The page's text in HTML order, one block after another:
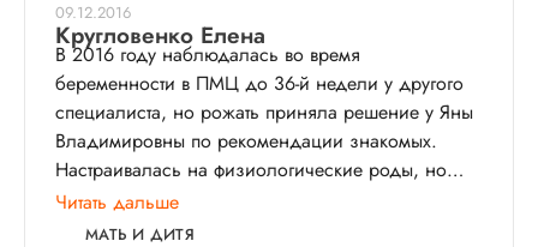
09.12.2016
Кругловенко Елена
В 2016 году наблюдалась во время
беременности в ПМЦ до 36-й недели у другого
специалиста, но рожать приняла решение у Яны
Владимировны по рекомендации знакомых.
Настраивалась на физиологические роды, но
сынишка по УЗИ был крупным. По истечении 40
недель ребенок "не собирался выходить"
Читать дальше
МАТЬ И ДИТЯ